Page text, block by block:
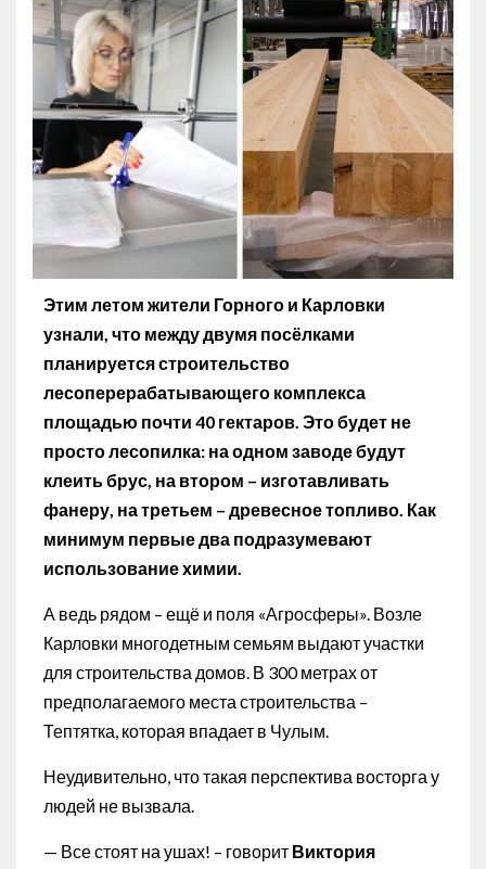
Этим летом жители Горного и Карловки
узнали, что между двумя посёлками
планируется строительство
лесоперерабатывающего комплекса
площадью почти 40 гектаров. Это будет не
просто лесопилка: на одном заводе будут
клеить брус, на втором – изготавливать
фанеру, на третьем – древесное топливо. Как
минимум первые два подразумевают
использование химии.
А ведь рядом – ещё и поля «Агросферы». Возле
Карловки многодетным семьям выдают участки
для строительства домов. В 300 метрах от
предполагаемого места строительства –
Тептятка, которая впадает в Чулым.
Неудивительно, что такая перспектива восторга у
людей не вызвала.
— Все стоят на ушах! – говорит Виктория